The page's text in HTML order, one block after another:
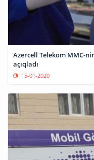
Azercell Telekom MMC-
açıqladı
15-01-2020